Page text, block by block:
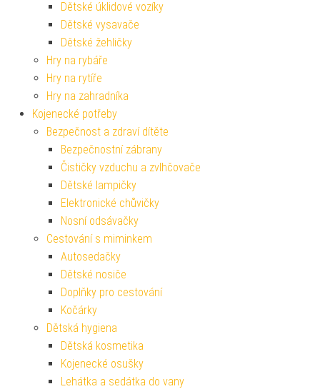
Dětské úklidové vozíky
Dětské vysavače
Dětské žehličky
Hry na rybáře
Hry na rytíře
Hry na zahradníka
Kojenecké potřeby
Bezpečnost a zdraví dítěte
Bezpečnostní zábrany
Čističky vzduchu a zvlhčovače
Dětské lampičky
Elektronické chůvičky
Nosní odsávačky
Cestování s miminkem
Autosedačky
Dětské nosiče
Doplňky pro cestování
Kočárky
Dětská hygiena
Dětská kosmetika
Kojenecké osušky
Lehátka a sedátka do vany